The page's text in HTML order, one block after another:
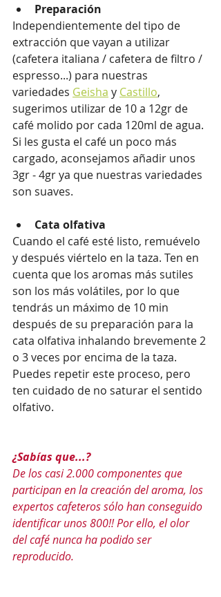
Preparación
Independientemente del tipo de
extracción que vayan a utilizar
(cafetera italiana / cafetera de filtro /
espresso...) para nuestras
variedades Geisha y Castillo,
sugerimos utilizar de 10 a 12gr de
café molido por cada 120ml de agua.
Si les gusta el café un poco más
cargado, aconsejamos añadir unos
3gr - 4gr ya que nuestras variedades
son suaves.
Cata olfativa
Cuando el café esté listo, remuévelo
y después viértelo en la taza. Ten en
cuenta que los aromas más sutiles
son los más volátiles, por lo que
tendrás un máximo de 10 min
después de su preparación para la
cata olfativa inhalando brevemente 2
o 3 veces por encima de la taza.
Puedes repetir este proceso, pero
ten cuidado de no saturar el sentido
olfativo.
¿Sabías que...?
De los casi 2.000 componentes que
participan en la creación del aroma, los
expertos cafeteros sólo han conseguido
identificar unos 800!! Por ello, el olor
del café nunca ha podido ser
reproducido.